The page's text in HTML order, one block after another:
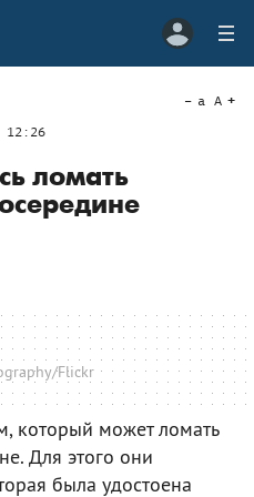
12:26
a A
ломать
Flickr
который может ломать
Для этого они
была удостоена